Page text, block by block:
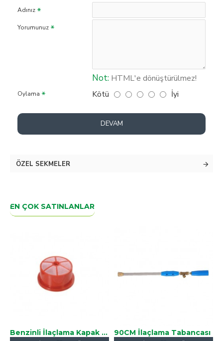
Adınız
Yorumunuz
Not: HTML'e dönüştürülmez!
Oylama Kötü İyi
DEVAM
ÖZEL SEKMELER
EN ÇOK SATINLANLAR
Benzinli İlaçlama Kapak Altı Süzgeci 90CM İlaçlama Tabancası